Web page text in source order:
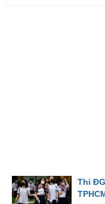
Thi